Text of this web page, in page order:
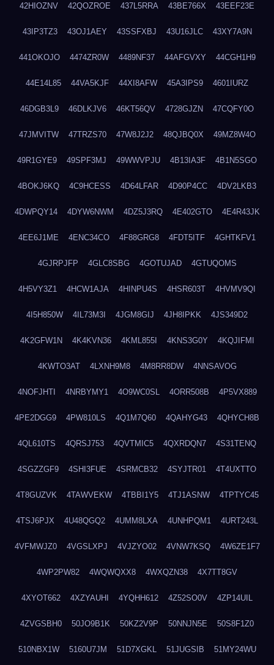
42HIOZNV 42QOZROE 437L5RRA 43BE766X 43EEF23E
43IP3TZ3 43OJ1AEY 43SSFXBJ 43U16JLC 43XY7A9N
441OKOJO 4474ZR0W 4489NF37 44AFGVXY 44CGH1H9
44E14L85 44VA5KJF 44XI8AFW 45A3IPS9 4601IURZ
46DGB3L9 46DLKJV6 46KT56QV 4728GJZN 47CQFY0O
47JMVITW 47TRZS70 47W8J2J2 48QJBQ0X 49MZ8W4O
49R1GYE9 49SPF3MJ 49WWVPJU 4B13IA3F 4B1N5SGO
4BOKJ6KQ 4C9HCESS 4D64LFAR 4D90P4CC 4DV2LKB3
4DWPQY14 4DYW6NWM 4DZ5J3RQ 4E402GTO 4E4R43JK
4EE6J1ME 4ENC34CO 4F88GRG8 4FDT5ITF 4GHTKFV1
4GJRPJFP 4GLC8SBG 4GOTUJAD 4GTUQOMS
4H5VY3Z1 4HCW1AJA 4HINPU4S 4HSR603T 4HVMV9QI
4I5H850W 4IL73M3I 4JGM8GIJ 4JH8IPKK 4JS349D2
4K2GFW1N 4K4KVN36 4KML855I 4KNS3G0Y 4KQJIFMI
4KWTO3AT 4LXNH9M8 4M8RR8DW 4NNSAVOG
4NOFJHTI 4NRBYMY1 4O9WC0SL 4ORR508B 4P5VX889
4PE2DGG9 4PW810LS 4Q1M7Q60 4QAHYG43 4QHYCH8B
4QL610TS 4QRSJ753 4QVTMIC5 4QXRDQN7 4S31TENQ
4SGZZGF9 4SHI3FUE 4SRMCB32 4SYJTR01 4T4UXTTO
4T8GUZVK 4TAWVEKW 4TBBI1Y5 4TJ1ASNW 4TPTYC45
4TSJ6PJX 4U48QGQ2 4UMM8LXA 4UNHPQM1 4URT243L
4VFMWJZ0 4VGSLXPJ 4VJZYO02 4VNW7KSQ 4W6ZE1F7
4WP2PW82 4WQWQXX8 4WXQZN38 4X7TT8GV
4XYOT662 4XZYAUHI 4YQHH612 4Z52SO0V 4ZP14UIL
4ZVGSBH0 50JO9B1K 50KZ2V9P 50NNJN5E 50S8F1Z0
510NBX1W 5160U7JM 51D7XGKL 51JUGSIB 51MY24WU